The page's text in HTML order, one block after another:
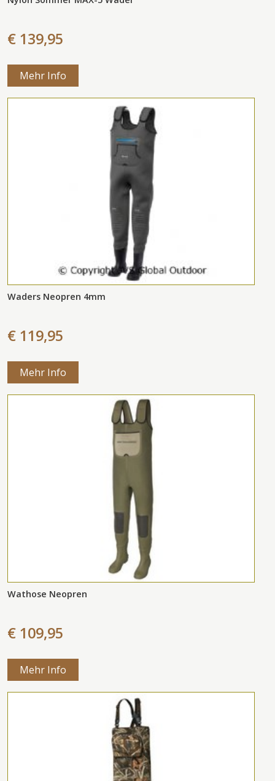
€ 139,95
Mehr Info
Waders Neopren 4mm
€ 119,95
Mehr Info
Wathose Neopren
€ 109,95
Mehr Info